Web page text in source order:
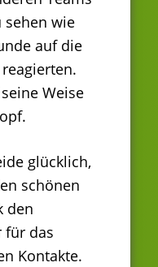
sehen wie
auf die
Weise
glücklich,
schönen
den
für das
Kontakte.